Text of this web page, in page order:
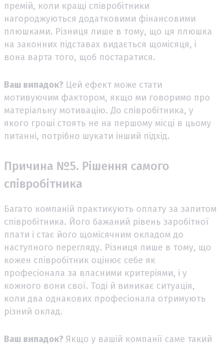
премій, коли кращі співробітники
нагороджуються додатковими фінансовими
плюшками. Різниця лише в тому, що ця плюшка
на законних підставах видається щомісяця, і
вона варта того, щоб постаратися.
Ваш випадок? Цей ефект може стати
мотивуючим фактором, якщо ми говоримо про
матеріальну мотивацію. До співробітника, у
якого гроші стоять не на першому місці в цьому
питанні, потрібно шукати інший підхід.
Причина №5. Рішення самого
співробітника
Багато компаній практикують оплату за запитом
співробітника. Його бажаний рівень заробітної
плати і стає його щомісячним окладом до
наступного перегляду. Різниця лише в тому, що
кожен співробітник оцінює себе як
професіонала за власними критеріями, і у
кожного вони свої. Тоді й виникає ситуація,
коли два однакових професіонала отримують
різний оклад.
Ваш випадок? Якщо у вашій компанії саме такий